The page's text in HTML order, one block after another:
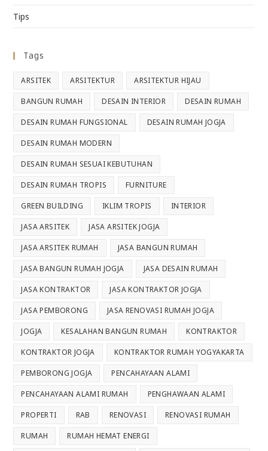
Tips
Tags
ARSITEK ARSITEKTUR ARSITEKTUR HIJAU
BANGUN RUMAH DESAIN INTERIOR DESAIN RUMAH
DESAIN RUMAH FUNGSIONAL DESAIN RUMAH JOGJA
DESAIN RUMAH MODERN
DESAIN RUMAH SESUAI KEBUTUHAN
DESAIN RUMAH TROPIS FURNITURE
GREEN BUILDING IKLIM TROPIS INTERIOR
JASA ARSITEK JASA ARSITEK JOGJA
JASA ARSITEK RUMAH JASA BANGUN RUMAH
JASA BANGUN RUMAH JOGJA JASA DESAIN RUMAH
JASA KONTRAKTOR JASA KONTRAKTOR JOGJA
JASA PEMBORONG JASA RENOVASI RUMAH JOGJA
JOGJA KESALAHAN BANGUN RUMAH KONTRAKTOR
KONTRAKTOR JOGJA KONTRAKTOR RUMAH YOGYAKARTA
PEMBORONG JOGJA PENCAHAYAAN ALAMI
PENCAHAYAAN ALAMI RUMAH PENGHAWAAN ALAMI
PROPERTI RAB RENOVASI RENOVASI RUMAH
RUMAH RUMAH HEMAT ENERGI